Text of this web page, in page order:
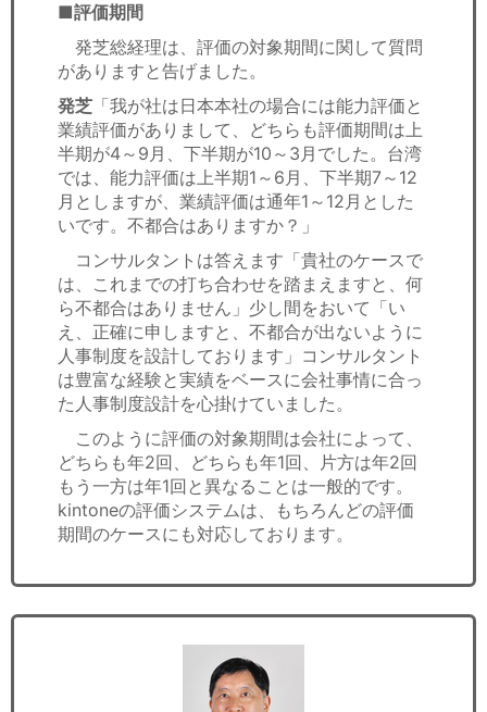
■評価期間
発芝総経理は、評価の対象期間に関して質問
がありますと告げました。
発芝 「我が社は日本本社の場合には能力評価と
業績評価がありまして、どちらも評価期間は上
半期が4～9月、下半期が10～3月でした。台湾
では、能力評価は上半期1～6月、下半期7～12
月としますが、業績評価は通年1～12月とした
いです。不都合はありますか？」
コンサルタントは答えます「貴社のケースで
は、これまでの打ち合わせを踏まえますと、何
ら不都合はありません」少し間をおいて「い
え、正確に申しますと、不都合が出ないように
人事制度を設計しております」コンサルタント
は豊富な経験と実績をベースに会社事情に合っ
た人事制度設計を心掛けていました。
このように評価の対象期間は会社によって、
どちらも年2回、どちらも年1回、片方は年2回
もう一方は年1回と異なることは一般的です。
kintoneの評価システムは、もちろんどの評価
期間のケースにも対応しております。